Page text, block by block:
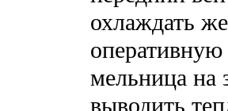
охлаждать
мельница на
выводить